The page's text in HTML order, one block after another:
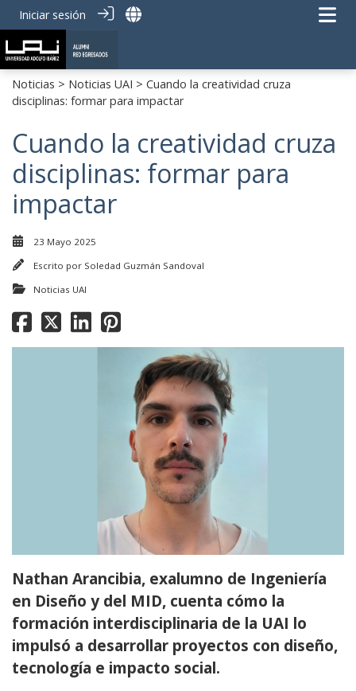
Iniciar sesión
Noticias > Noticias UAI > Cuando la creatividad cruza
disciplinas: formar para impactar
Cuando la creatividad cruza
disciplinas: formar para
impactar
23 Mayo 2025
Escrito por Soledad Guzmán Sandoval
Noticias UAI
Nathan Arancibia, exalumno de Ingeniería
en Diseño y del MID, cuenta cómo la
formación interdisciplinaria de la UAI lo
impulsó a desarrollar proyectos con diseño,
tecnología e impacto social.